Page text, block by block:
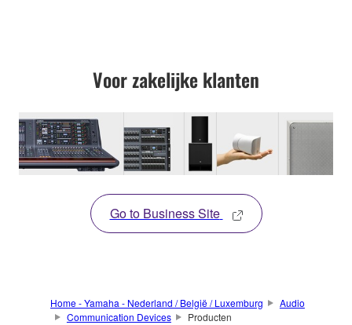
Voor zakelijke klanten
Go to Business Site
Home - Yamaha - Nederland / België / Luxemburg
Audio
Communication Devices
Producten